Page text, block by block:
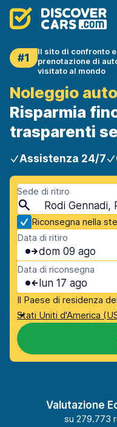
#1
Il sito di confronto e
prenotazione di
visitato al mondo
Noleggio
Risparmia
trasparenti
Assistenza 24/7
Sede di ritiro
Rodi Gennadi,
Riconsegna nella
Data di ritiro
dom 09 ago
Data di riconsegna
lun 17 ago
Il Paese di residenza
Stati Uniti d'America
Valutazione
su 279.773